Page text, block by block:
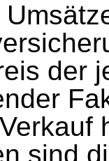
der
sind